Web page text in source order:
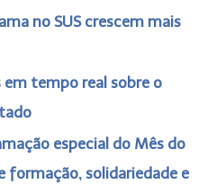
no SUS crescem mais
tempo real sobre o
especial do Mês do
formação, solidariedade e